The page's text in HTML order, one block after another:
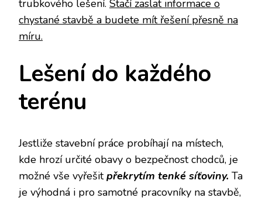
trubkového lešení. Stačí zaslat informace o
chystané stavbě a budete mít řešení přesně na
míru.
Lešení do každého
terénu
Jestliže stavební práce probíhají na místech,
kde hrozí určité obavy o bezpečnost chodců, je
možné vše vyřešitpřekrytím tenké síťoviny. Ta
je výhodná i pro samotné pracovníky na stavbě,